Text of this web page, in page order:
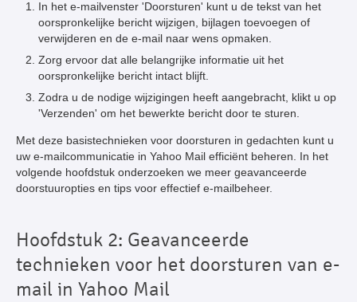
In het e-mailvenster 'Doorsturen' kunt u de tekst van het
oorspronkelijke bericht wijzigen, bijlagen toevoegen of
verwijderen en de e-mail naar wens opmaken.
Zorg ervoor dat alle belangrijke informatie uit het
oorspronkelijke bericht intact blijft.
Zodra u de nodige wijzigingen heeft aangebracht, klikt u op
'Verzenden' om het bewerkte bericht door te sturen.
Met deze basistechnieken voor doorsturen in gedachten kunt u
uw e-mailcommunicatie in Yahoo Mail efficiënt beheren. In het
volgende hoofdstuk onderzoeken we meer geavanceerde
doorstuuropties en tips voor effectief e-mailbeheer.
Hoofdstuk 2: Geavanceerde
technieken voor het doorsturen van e-
mail in Yahoo Mail